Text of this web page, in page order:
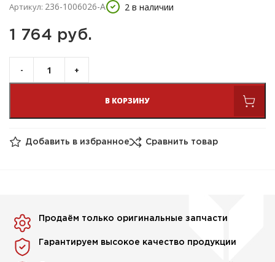
Артикул: 236-1006026-А 2 в наличии
1 764 руб.
В КОРЗИНУ
Добавить в избранное Сравнить товар
Продаём только оригинальные запчасти
Гарантируем высокое качество продукции